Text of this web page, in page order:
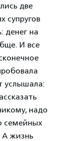
две
супругов
денег на
И все
услышала:
надо
семейных
А жизнь